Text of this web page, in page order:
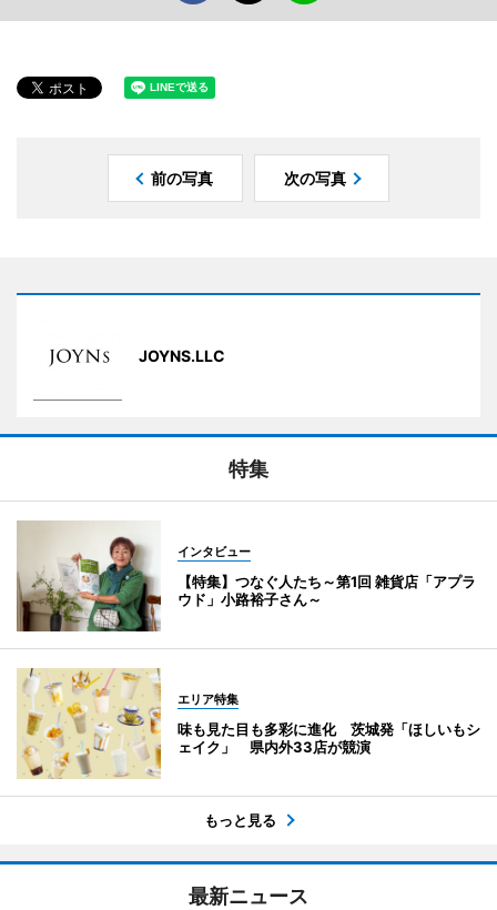
前の写真 次の写真
JOYNS.LLC
特集
インタビュー
【特集】つなぐ人たち～第1回 雑貨店「アプラ
ウド」小路裕子さん～
エリア特集
味も見た目も多彩に進化 茨城発「ほしいもシ
ェイク」 県内外33店が競演
もっと見る
最新ニュース